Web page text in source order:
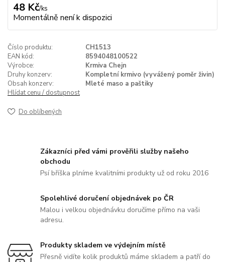
48 Kč/ks
Momentálně není k dispozici
Číslo produktu:
CH1513
EAN kód:
8594048100522
Výrobce:
Krmiva Chejn
Druhy konzerv:
Kompletní krmivo (vyvážený poměr živin)
Obsah konzerv:
Mleté maso a paštiky
Hlídat cenu / dostupnost
Do oblíbených
Zákazníci před vámi prověřili služby našeho
obchodu
Psí bříška plníme kvalitními produkty už od roku 2016
Spolehlivé doručení objednávek po ČR
Malou i velkou objednávku doručíme přímo na vaši
adresu.
Produkty skladem ve výdejním místě
Přesně vidíte kolik produktů máme skladem a patří do